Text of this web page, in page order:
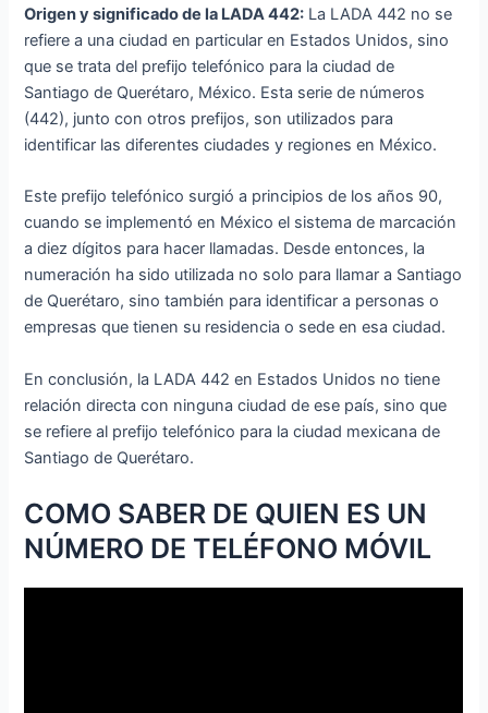
Origen y significado de la LADA 442: La LADA 442 no se
refiere a una ciudad en particular en Estados Unidos, sino
que se trata del prefijo telefónico para la ciudad de
Santiago de Querétaro, México. Esta serie de números
(442), junto con otros prefijos, son utilizados para
identificar las diferentes ciudades y regiones en México.
Este prefijo telefónico surgió a principios de los años 90,
cuando se implementó en México el sistema de marcación
a diez dígitos para hacer llamadas. Desde entonces, la
numeración ha sido utilizada no solo para llamar a Santiago
de Querétaro, sino también para identificar a personas o
empresas que tienen su residencia o sede en esa ciudad.
En conclusión, la LADA 442 en Estados Unidos no tiene
relación directa con ninguna ciudad de ese país, sino que
se refiere al prefijo telefónico para la ciudad mexicana de
Santiago de Querétaro.
COMO SABER DE QUIEN ES UN
NÚMERO DE TELÉFONO MÓVIL